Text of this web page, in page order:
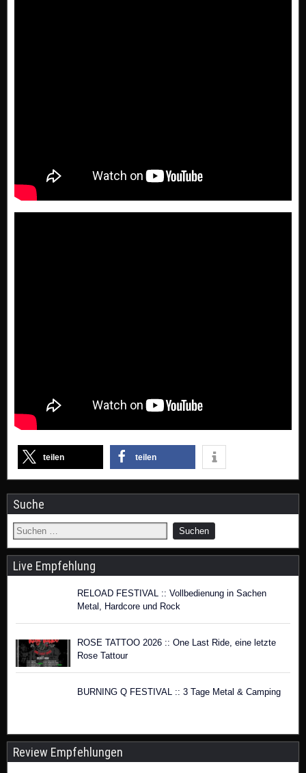
teilen teilen
Suche
Live Empfehlung
RELOAD FESTIVAL :: Vollbedienung in Sachen
Metal, Hardcore und Rock
ROSE TATTOO 2026 :: One Last Ride, eine letzte
Rose Tattour
BURNING Q FESTIVAL :: 3 Tage Metal & Camping
Review Empfehlungen